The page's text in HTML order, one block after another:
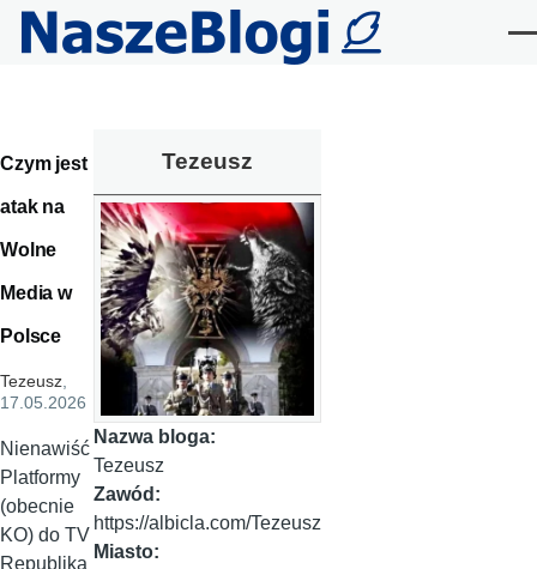
Przejdź do treści
Czym jest
atak na
Wolne
Media w
Polsce
Tezeusz,
17.05.2026
Nienawiść
Platformy
(obecnie
KO) do TV
Republika
Tezeusz
Nazwa bloga:
Tezeusz
Zawód:
https://albicla.com/Tezeusz
Miasto: